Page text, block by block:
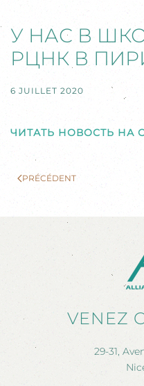
У НАС В
РЦНК В
6 JUILLET 2020
ЧИТАТЬ НОВОСТЬ НА
PRÉCÉDENT
VENEZ
29-31,